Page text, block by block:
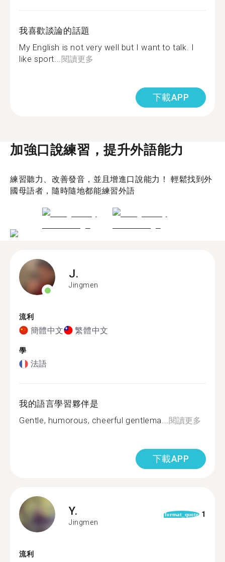
我喜歡談論的話題
My English is not very well but I want to talk. I
like sport... 閱讀更多
下載APP
加強口說練習，提升外語能力
練習聽力、改善發音，並且增進口說能力！ 輕鬆找到外
國母語者，隨時隨地都能練習外語
J.
Jingmen
流利
簡體中文 繁體中文
學
法語
我的語言學習夥伴是
Gentle, humorous, cheerful gentlema...閱讀更多
下載APP
Y.
Jingmen
format_quote 1
流利